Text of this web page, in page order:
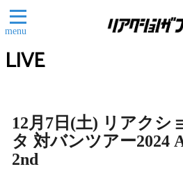
menu
LIVE
12月7日(土) リアクシ
タ 対バンツアー2024
2nd